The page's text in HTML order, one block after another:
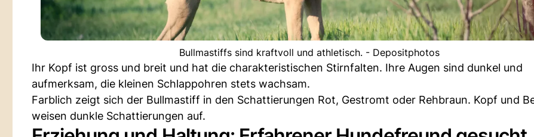
Bullmastiffs sind kraftvoll und athletisch. - Depositphotos
Ihr Kopf ist gross und breit und hat die charakteristischen Stirnfalten. Ihre Augen sind dunkel und
aufmerksam, die kleinen Schlappohren stets wachsam.
Farblich zeigt sich der Bullmastiff in den Schattierungen Rot, Gestromt oder Rehbraun. Kopf und
weisen dunkle Schattierungen auf.